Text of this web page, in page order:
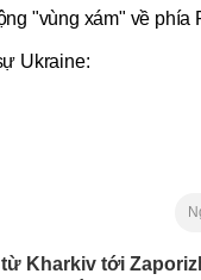
"vùng xám" về phía
Ukraine:
Kharkiv tới